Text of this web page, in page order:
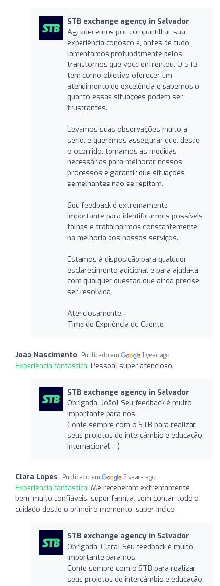
STB exchange agency in Salvador
Agradecemos por compartilhar sua
experiência conosco e, antes de tudo,
lamentamos profundamente pelos
transtornos que você enfrentou. O STB
tem como objetivo oferecer um
atendimento de excelência e sabemos o
quanto essas situações podem ser
frustrantes.
Levamos suas observações muito a
sério, e queremos assegurar que, desde
o ocorrido, tomamos as medidas
necessárias para melhorar nossos
processos e garantir que situações
semelhantes não se repitam.
Seu feedback é extremamente
importante para identificarmos possíveis
falhas e trabalharmos constantemente
na melhoria dos nossos serviços.
Estamos à disposição para qualquer
esclarecimento adicional e para ajudá-la
com qualquer questão que ainda precise
ser resolvida.
Atenciosamente,
Time de Expriência do Cliente
João Nascimento Publicado em 1 year ago
Experiência fantástica: Pessoal super atencioso.
STB exchange agency in Salvador
Obrigada, João! Seu feedback é muito
importante para nós.
Conte sempre com o STB para realizar
seus projetos de intercâmbio e educação
internacional. =)
Clara Lopes Publicado em 2 years ago
Experiência fantástica: Me receberam extremamente
bem, muito confiáveis, super família, sem contar todo o
cuidado desde o primeiro momento, super indico
STB exchange agency in Salvador
Obrigada, Clara! Seu feedback é muito
importante para nós.
Conte sempre com o STB para realizar
seus projetos de intercâmbio e educação